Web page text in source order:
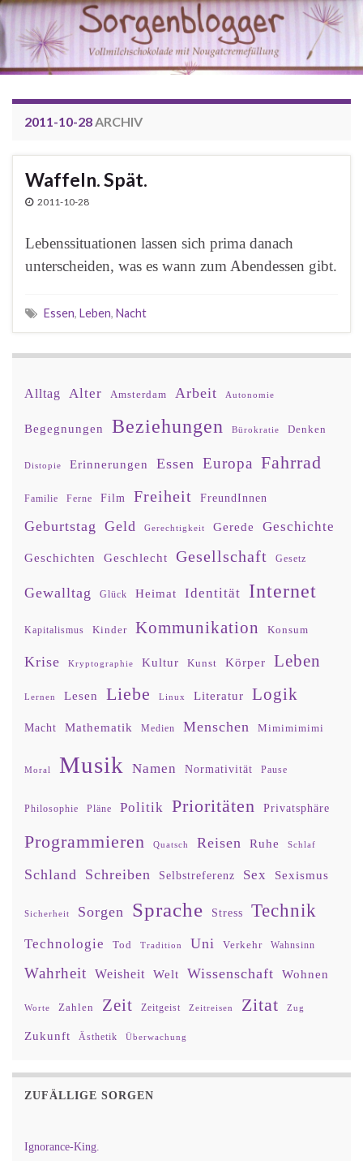
2011-10-28ARCHIV
Waffeln. Spät.
2011-10-28
Lebenssituationen lassen sich prima danach
unterscheiden, was es wann zum Abendessen gibt.
Essen, Leben, Nacht
Alltag Alter Amsterdam Arbeit Autonomie
Begegnungen Beziehungen Bürokratie Denken
Distopie Erinnerungen Essen Europa Fahrrad
Familie Ferne Film Freiheit FreundInnen
Geburtstag Geld Gerechtigkeit Gerede Geschichte
Geschichten Geschlecht Gesellschaft Gesetz
Gewalltag Glück Heimat Identität Internet
Kapitalismus Kinder Kommunikation Konsum
Krise Kryptographie Kultur Kunst Körper Leben
Lernen Lesen Liebe Linux Literatur Logik
Macht Mathematik Medien Menschen Mimimimimi
Moral Musik Namen Normativität Pause
Philosophie Pläne Politik Prioritäten Privatsphäre
Programmieren Quatsch Reisen Ruhe Schlaf
Schland Schreiben Selbstreferenz Sex Sexismus
Sicherheit Sorgen Sprache Stress Technik
Technologie Tod Tradition Uni Verkehr Wahnsinn
Wahrheit Weisheit Welt Wissenschaft Wohnen
Worte Zahlen Zeit Zeitgeist Zeitreisen Zitat Zug
Zukunft Ästhetik Überwachung
ZUFÄLLIGE SORGEN
Ignorance-King.